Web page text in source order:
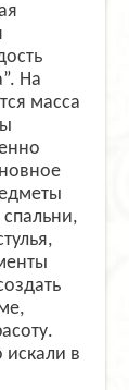
На
масса
искали в